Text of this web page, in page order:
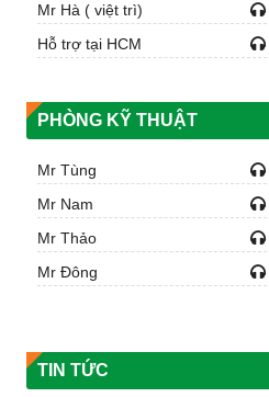
Mr Hà ( việt trì)
Hỗ trợ tại HCM
PHÒNG KỸ THUẬT
Mr Tùng
Mr Nam
Mr Thảo
Mr Đông
TIN TỨC